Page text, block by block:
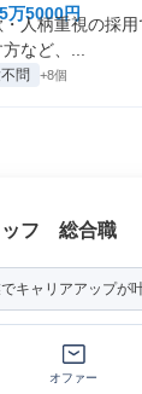
万5000円
人柄重視の採
など、...
問 +8個
ッフ 総合職
キャリアアップが
市須磨区北落合
円
オファー